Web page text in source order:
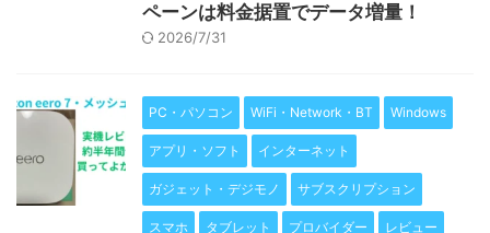
ペーンは料金据置でデータ増量！
2026/7/31
PC・パソコン WiFi・Network・BT Windows
アプリ・ソフト インターネット
ガジェット・デジモノ サブスクリプション
スマホ タブレット プロバイダー レビュー